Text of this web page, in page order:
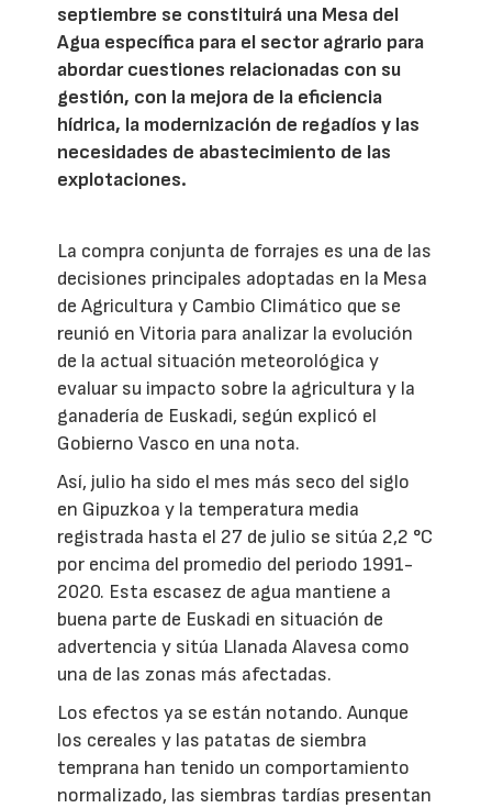
septiembre se constituirá una Mesa del
Agua específica para el sector agrario para
abordar cuestiones relacionadas con su
gestión, con la mejora de la eficiencia
hídrica, la modernización de regadíos y las
necesidades de abastecimiento de las
explotaciones.
La compra conjunta de forrajes es una de las
decisiones principales adoptadas en la Mesa
de Agricultura y Cambio Climático que se
reunió en Vitoria para analizar la evolución
de la actual situación meteorológica y
evaluar su impacto sobre la agricultura y la
ganadería de Euskadi, según explicó el
Gobierno Vasco en una nota.
Así, julio ha sido el mes más seco del siglo
en Gipuzkoa y la temperatura media
registrada hasta el 27 de julio se sitúa 2,2 °C
por encima del promedio del periodo 1991-
2020. Esta escasez de agua mantiene a
buena parte de Euskadi en situación de
advertencia y sitúa Llanada Alavesa como
una de las zonas más afectadas.
Los efectos ya se están notando. Aunque
los cereales y las patatas de siembra
temprana han tenido un comportamiento
normalizado, las siembras tardías presentan